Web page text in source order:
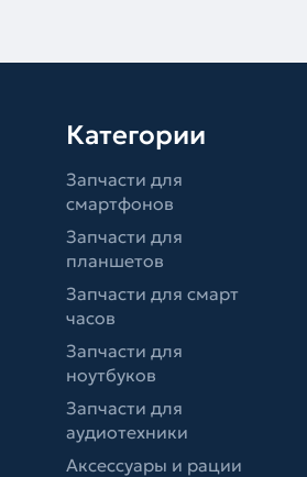
Категории
Запчасти для
смартфонов
Запчасти для
планшетов
Запчасти для смарт
часов
Запчасти для
ноутбуков
Запчасти для
аудиотехники
Аксессуары и рации